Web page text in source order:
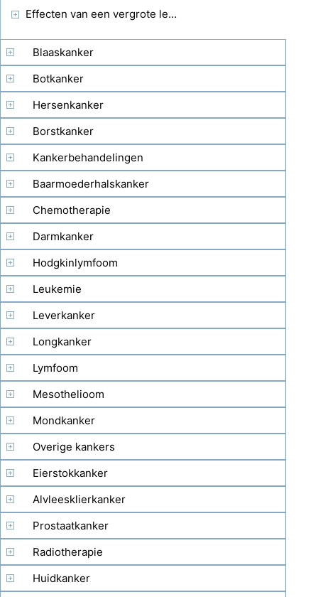
Effecten van een vergrote lever
Blaaskanker
Botkanker
Hersenkanker
Borstkanker
Kankerbehandelingen
Baarmoederhalskanker
Chemotherapie
Darmkanker
Hodgkinlymfoom
Leukemie
Leverkanker
Longkanker
Lymfoom
Mesothelioom
Mondkanker
Overige kankers
Eierstokkanker
Alvleesklierkanker
Prostaatkanker
Radiotherapie
Huidkanker